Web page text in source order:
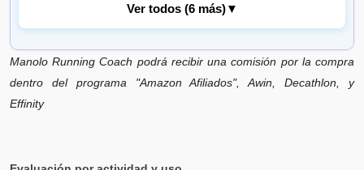
Ver todos (6 más)▼
Garmin - Garmin Venu 3S verde (41mm)
Smartwatch.
Manolo Running Coach podrá recibir una comisión por la compra
dentro del programa "Amazon Afiliados", Awin, Decathlon, y
Effinity